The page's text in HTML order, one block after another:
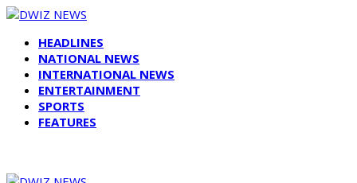
HEADLINES
NATIONAL NEWS
INTERNATIONAL NEWS
ENTERTAINMENT
SPORTS
FEATURES